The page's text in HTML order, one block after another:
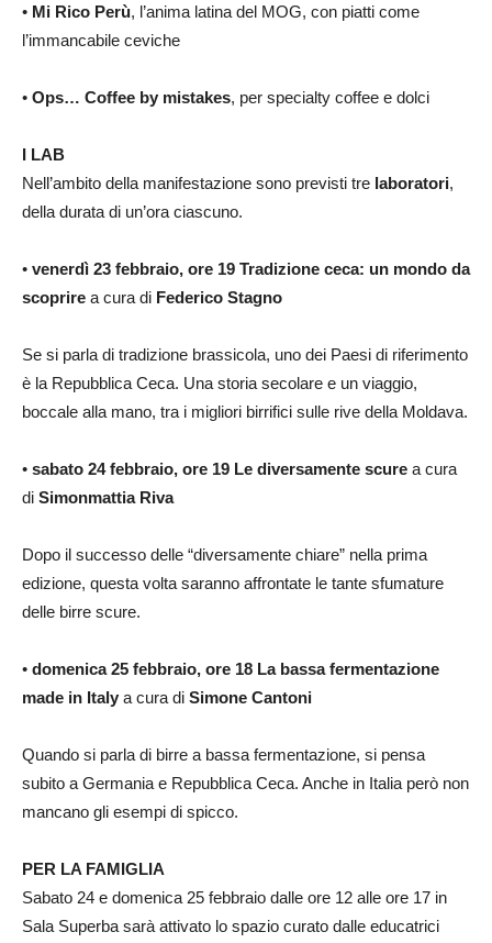
• Mi Rico Perù, l’anima latina del MOG, con piatti come
l’immancabile ceviche
• Ops… Coffee by mistakes, per specialty coffee e dolci
I LAB
Nell’ambito della manifestazione sono previsti tre laboratori,
della durata di un’ora ciascuno.
• venerdì 23 febbraio, ore 19 Tradizione ceca: un mondo da
scoprire a cura di Federico Stagno
Se si parla di tradizione brassicola, uno dei Paesi di riferimento
è la Repubblica Ceca. Una storia secolare e un viaggio,
boccale alla mano, tra i migliori birrifici sulle rive della Moldava.
• sabato 24 febbraio, ore 19 Le diversamente scure a cura
di Simonmattia Riva
Dopo il successo delle “diversamente chiare” nella prima
edizione, questa volta saranno affrontate le tante sfumature
delle birre scure.
• domenica 25 febbraio, ore 18 La bassa fermentazione
made in Italy a cura di Simone Cantoni
Quando si parla di birre a bassa fermentazione, si pensa
subito a Germania e Repubblica Ceca. Anche in Italia però non
mancano gli esempi di spicco.
PER LA FAMIGLIA
Sabato 24 e domenica 25 febbraio dalle ore 12 alle ore 17 in
Sala Superba sarà attivato lo spazio curato dalle educatrici